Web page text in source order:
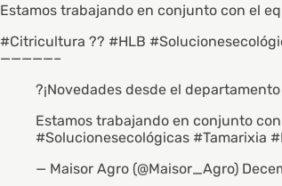
Estamos trabajando en conjunto con el
#Citricultura ?? #HLB
—————–
?¡Novedades desde el
Estamos trabajando en conjunto
#Solucionesecológicas #Tamarixia
— Maisor Agro (@Maisor_Agro)